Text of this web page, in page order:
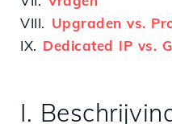
VIII. Upgraden vs.
IX. Dedicated IP vs.
I.